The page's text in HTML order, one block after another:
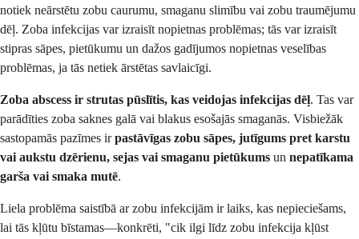
notiek neārstētu zobu caurumu, smaganu slimību vai zobu traumējumu
dēļ. Zoba infekcijas var izraisīt nopietnas problēmas; tās var izraisīt
stipras sāpes, pietūkumu un dažos gadījumos nopietnas veselības
problēmas, ja tās netiek ārstētas savlaicīgi.
Zoba abscess ir strutas pūslītis, kas veidojas infekcijas dēļ. Tas var
parādīties zoba saknes galā vai blakus esošajās smaganās. Visbiežāk
sastopamās pazīmes irpastāvīgas zobu sāpes, jutīgums pret karstu
vai aukstu dzērienu, sejas vai smaganu pietūkums un nepatīkama
garša vai smaka mutē.
Liela problēma saistībā ar zobu infekcijām ir laiks, kas nepieciešams,
lai tās kļūtu bīstamas—konkrēti, "cik ilgi līdz zobu infekcija kļūst